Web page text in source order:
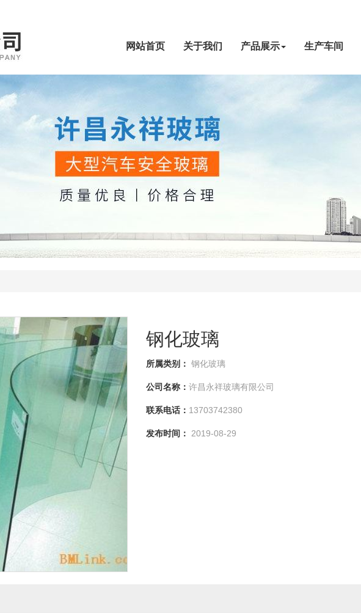
网站首页 关于我们 产品展示 生产车间
钢化玻璃
所属类别： 钢化玻璃
公司名称： 许昌永祥玻璃有限公司
联系电话： 13703742380
发布时间： 2019-08-29